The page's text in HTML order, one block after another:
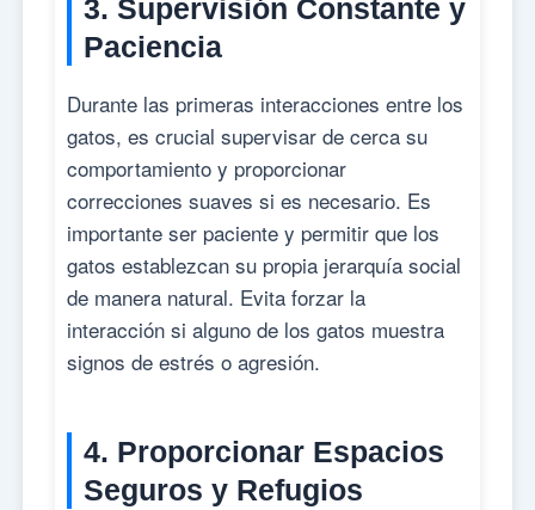
3. Supervisión Constante y
Paciencia
Durante las primeras interacciones entre los
gatos, es crucial supervisar de cerca su
comportamiento y proporcionar
correcciones suaves si es necesario. Es
importante ser paciente y permitir que los
gatos establezcan su propia jerarquía social
de manera natural. Evita forzar la
interacción si alguno de los gatos muestra
signos de estrés o agresión.
4. Proporcionar Espacios
Seguros y Refugios